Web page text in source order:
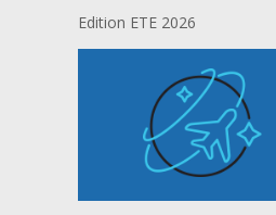
Edition ETE 2026